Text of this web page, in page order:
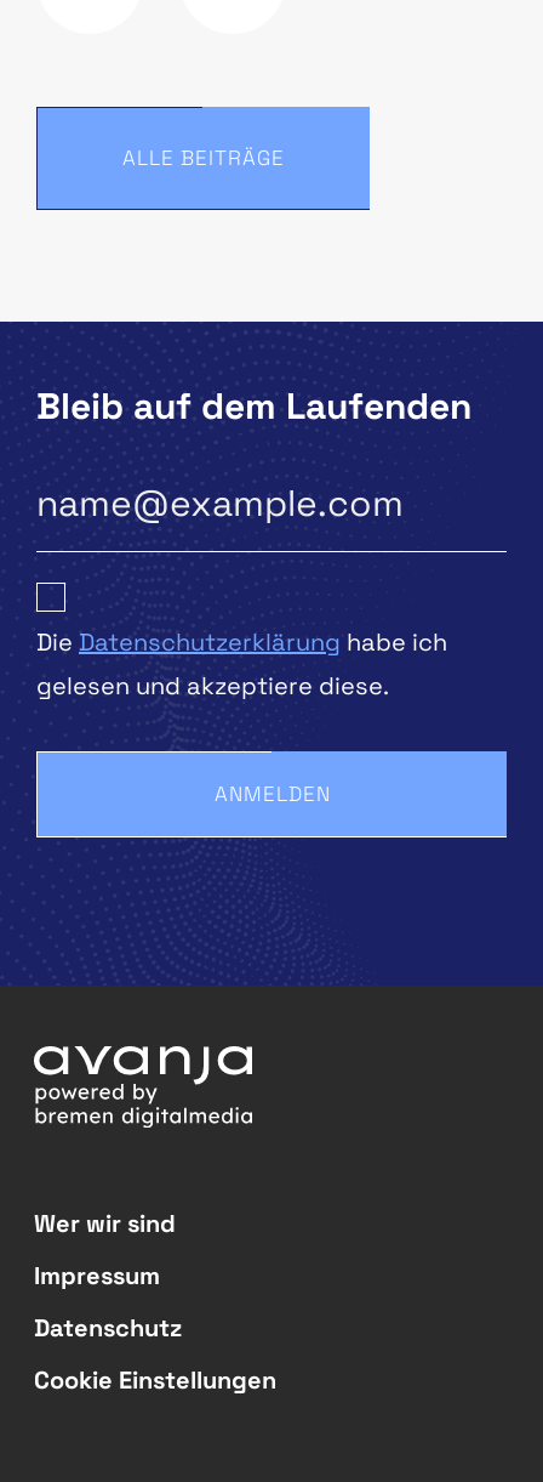
ALLE BEITRÄGE
Bleib auf dem Laufenden
Die Datenschutzerklärung habe ich
gelesen und akzeptiere diese.
ANMELDEN
Wer wir sind
Impressum
Datenschutz
Cookie Einstellungen